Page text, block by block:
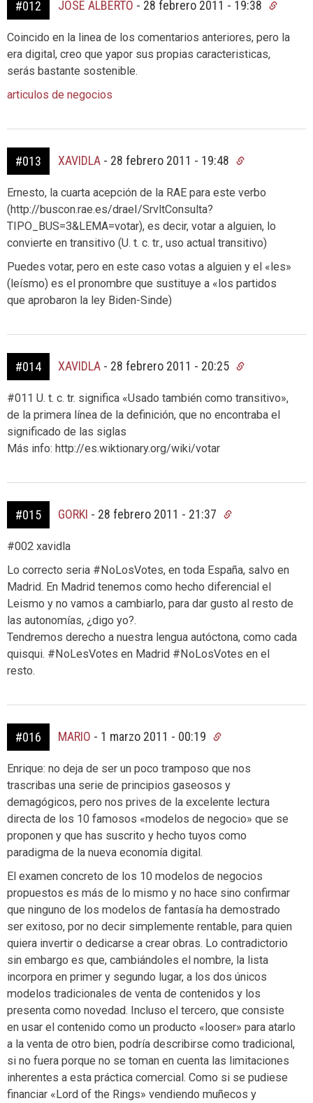
#012 JOSE ALBERTO - 28 febrero 2011 - 19:38
Coincido en la linea de los comentarios anteriores, pero la
era digital, creo que yapor sus propias caracteristicas,
serás bastante sostenible.
articulos de negocios
#013 XAVIDLA - 28 febrero 2011 - 19:48
Ernesto, la cuarta acepción de la RAE para este verbo
(http://buscon.rae.es/draeI/SrvltConsulta?
TIPO_BUS=3&LEMA=votar), es decir, votar a alguien, lo
convierte en transitivo (U. t. c. tr., uso actual transitivo)
Puedes votar, pero en este caso votas a alguien y el «les»
(leísmo) es el pronombre que sustituye a «los partidos
que aprobaron la ley Biden-Sinde)
#014 XAVIDLA - 28 febrero 2011 - 20:25
#011 U. t. c. tr. significa «Usado también como transitivo»,
de la primera línea de la definición, que no encontraba el
significado de las siglas
Más info: http://es.wiktionary.org/wiki/votar
#015 GORKI - 28 febrero 2011 - 21:37
#002 xavidla
Lo correcto seria #NoLosVotes, en toda España, salvo en
Madrid. En Madrid tenemos como hecho diferencial el
Leismo y no vamos a cambiarlo, para dar gusto al resto de
las autonomías, ¿digo yo?.
Tendremos derecho a nuestra lengua autóctona, como cada
quisqui. #NoLesVotes en Madrid #NoLosVotes en el
resto.
#016 MARIO - 1 marzo 2011 - 00:19
Enrique: no deja de ser un poco tramposo que nos
trascribas una serie de principios gaseosos y
demagógicos, pero nos prives de la excelente lectura
directa de los 10 famosos «modelos de negocio» que se
proponen y que has suscrito y hecho tuyos como
paradigma de la nueva economía digital.
El examen concreto de los 10 modelos de negocios
propuestos es más de lo mismo y no hace sino confirmar
que ninguno de los modelos de fantasía ha demostrado
ser exitoso, por no decir simplemente rentable, para quien
quiera invertir o dedicarse a crear obras. Lo contradictorio
sin embargo es que, cambiándoles el nombre, la lista
incorpora en primer y segundo lugar, a los dos únicos
modelos tradicionales de venta de contenidos y los
presenta como novedad. Incluso el tercero, que consiste
en usar el contenido como un producto «looser» para atarlo
a la venta de otro bien, podría describirse como tradicional,
si no fuera porque no se toman en cuenta las limitaciones
inherentes a esta práctica comercial. Como si se pudiese
financiar «Lord of the Rings» vendiendo muñecos y